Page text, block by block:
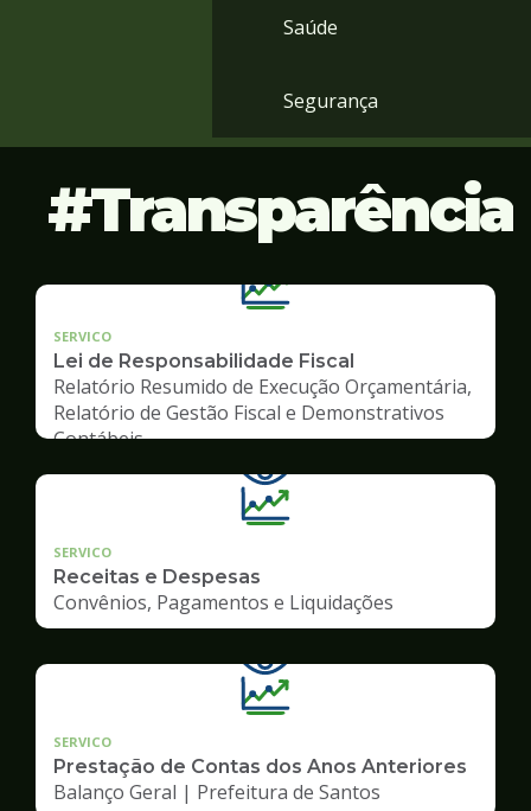
Saúde
Segurança
Transparência
SERVICO
Lei de Responsabilidade Fiscal
Relatório Resumido de Execução Orçamentária,
Relatório de Gestão Fiscal e Demonstrativos
Contábeis
SERVICO
Receitas e Despesas
Convênios, Pagamentos e Liquidações
SERVICO
Prestação de Contas dos Anos Anteriores
Balanço Geral | Prefeitura de Santos